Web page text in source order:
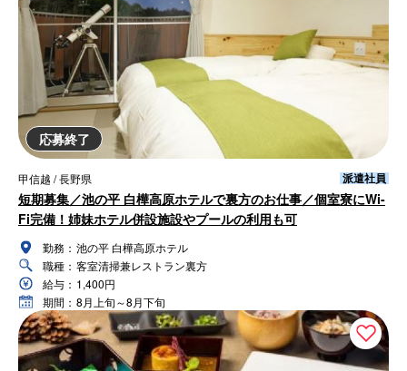
応募終了
甲信越 / 長野県 派遣社員
短期募集／池の平 白樺高原ホテルで裏方のお仕事／個室寮にWi-
Fi完備！姉妹ホテル併設施設やプールの利用も可
勤務： 池の平 白樺高原ホテル
職種： 客室清掃兼レストラン裏方
給与： 1,400円
期間： 8月上旬～8月下旬